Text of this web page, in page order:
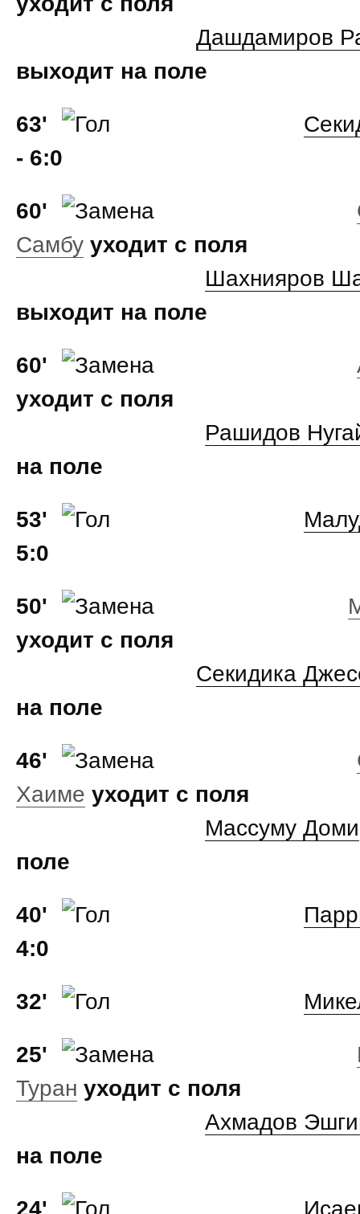
Дашдамиров
выходит на поле
63'
- 6:0
60'
Самбу уходит с поля
Шахнияров
выходит на поле
60'
уходит с поля
Рашидов
на поле
53'
5:0
50'
уходит с поля
Секидика
на поле
46'
Хаиме уходит с поля
Массуму Доми
поле
40'
4:0
32'
25'
Туран уходит с поля
Ахмадов
на поле
24'